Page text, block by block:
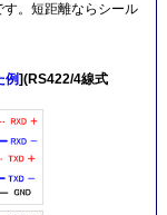
。短距離ならシール
例](RS422/4線式